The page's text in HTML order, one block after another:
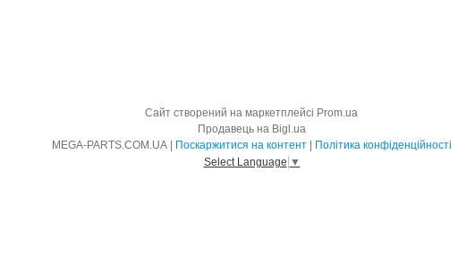
Сайт створений на маркетплейсі Prom.ua
Продавець на Bigl.ua
Поскаржитися на контент
Політика конфіденційності
Select Language ▼